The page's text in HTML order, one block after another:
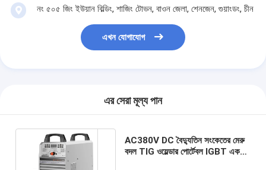
নং ৫০৫ জিং ইউয়ান বিল্ডিং, শাজিং টোভন, বাওন জেলা, শেনজেন, গুয়াংডং, চীন
এখন যোগাযোগ
এর সেরা মূল্য পান
AC380V DC বৈদ্যুতিন সংকেতের মেরু
বদল TIG ওয়েল্ডার পোর্টেবল IGBT একক